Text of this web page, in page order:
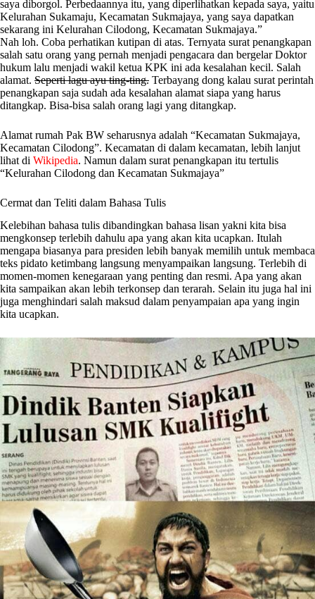
saya diborgol. Perbedaannya itu, yang diperlihatkan kepada saya, yaitu
Kelurahan Sukamaju, Kecamatan Sukmajaya, yang saya dapatkan
sekarang ini Kelurahan Cilodong, Kecamatan Sukmajaya.”
Nah loh. Coba perhatikan kutipan di atas. Ternyata surat penangkapan
salah satu orang yang pernah menjadi pengacara dan bergelar Doktor
hukum lalu menjadi wakil ketua KPK ini ada kesalahan kecil. Salah
alamat. Seperti lagu ayu ting-ting. Terbayang dong kalau surat perintah
penangkapan saja sudah ada kesalahan alamat siapa yang harus
ditangkap. Bisa-bisa salah orang lagi yang ditangkap.
Alamat rumah Pak BW seharusnya adalah “Kecamatan Sukmajaya,
Kecamatan Cilodong”. Kecamatan di dalam kecamatan, lebih lanjut
lihat di Wikipedia. Namun dalam surat penangkapan itu tertulis
“Kelurahan Cilodong dan Kecamatan Sukmajaya”
Cermat dan Teliti dalam Bahasa Tulis
Kelebihan bahasa tulis dibandingkan bahasa lisan yakni kita bisa
mengkonsep terlebih dahulu apa yang akan kita ucapkan. Itulah
mengapa biasanya para presiden lebih banyak memilih untuk membaca
teks pidato ketimbang langsung menyampaikan langsung. Terlebih di
momen-momen kenegaraan yang penting dan resmi. Apa yang akan
kita sampaikan akan lebih terkonsep dan terarah. Selain itu juga hal ini
juga menghindari salah maksud dalam penyampaian apa yang ingin
kita ucapkan.